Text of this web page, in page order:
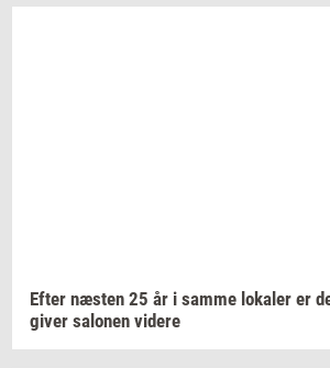
Efter næ­sten 25 år i samme lo­ka­ler er
giver sa­lo­nen vi­de­re